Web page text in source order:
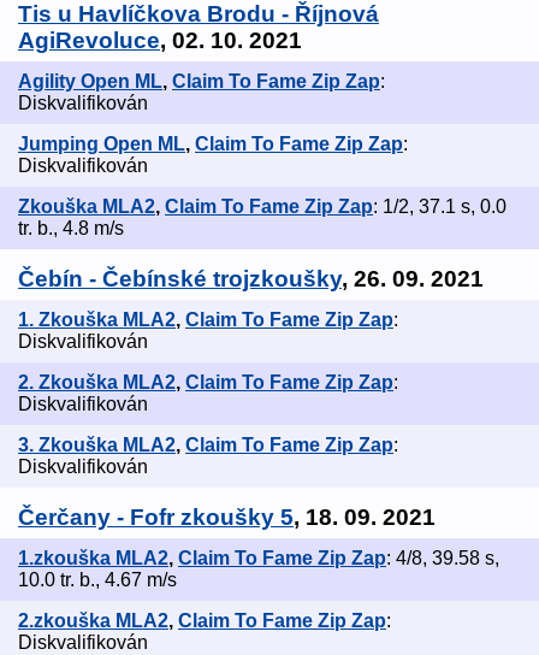
Tis u Havlíčkova Brodu - Říjnová
AgiRevoluce, 02. 10. 2021
Agility Open ML, Claim To Fame Zip Zap:
Diskvalifikován
Jumping Open ML, Claim To Fame Zip Zap:
Diskvalifikován
Zkouška MLA2, Claim To Fame Zip Zap: 1/2, 37.1 s, 0.0
tr. b., 4.8 m/s
Čebín - Čebínské trojzkoušky, 26. 09. 2021
1. Zkouška MLA2, Claim To Fame Zip Zap:
Diskvalifikován
2. Zkouška MLA2, Claim To Fame Zip Zap:
Diskvalifikován
3. Zkouška MLA2, Claim To Fame Zip Zap:
Diskvalifikován
Čerčany - Fofr zkoušky 5, 18. 09. 2021
1.zkouška MLA2, Claim To Fame Zip Zap: 4/8, 39.58 s,
10.0 tr. b., 4.67 m/s
2.zkouška MLA2, Claim To Fame Zip Zap:
Diskvalifikován